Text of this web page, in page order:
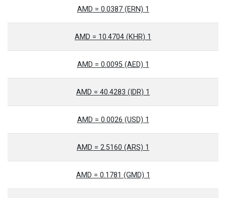
1 AMD = 0.0387 (ERN)
1 AMD = 10.4704 (KHR)
1 AMD = 0.0095 (AED)
1 AMD = 40.4283 (IDR)
1 AMD = 0.0026 (USD)
1 AMD = 2.5160 (ARS)
1 AMD = 0.1781 (GMD)